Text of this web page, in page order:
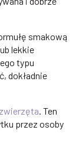
smakową
lekkie
typu
dokładnie
zwierzęta . Ten
przez osoby